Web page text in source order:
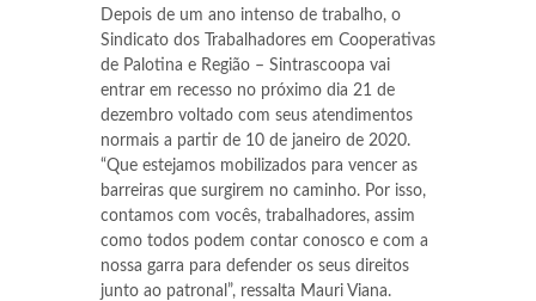
Depois de um ano intenso de trabalho, o
Sindicato dos Trabalhadores em Cooperativas
de Palotina e Região – Sintrascoopa vai
entrar em recesso no próximo dia 21 de
dezembro voltado com seus atendimentos
normais a partir de 10 de janeiro de 2020.
“Que estejamos mobilizados para vencer as
barreiras que surgirem no caminho. Por isso,
contamos com vocês, trabalhadores, assim
como todos podem contar conosco e com a
nossa garra para defender os seus direitos
junto ao patronal”, ressalta Mauri Viana.